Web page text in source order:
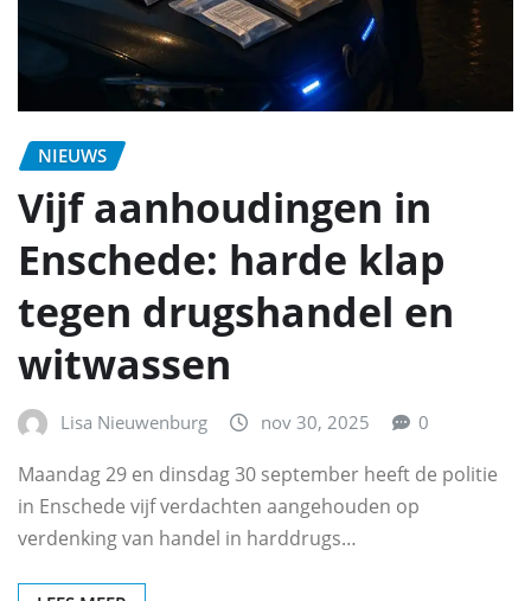
NIEUWS
Vijf aanhoudingen in
Enschede: harde klap
tegen drugshandel en
witwassen
Lisa Nieuwenburg nov 30, 2025 0
Maandag 29 en dinsdag 30 september heeft de politie
in Enschede vijf verdachten aangehouden op
verdenking van handel in harddrugs…